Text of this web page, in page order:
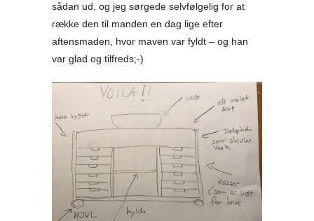
sådan ud, og jeg sørgede selvfølgelig for at
række den til manden en dag lige efter
aftensmaden, hvor maven var fyldt – og han
var glad og tilfreds;-)